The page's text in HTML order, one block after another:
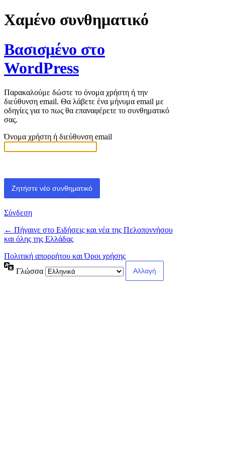
Χαμένο συνθηματικό
Βασισμένο στο
WordPress
Παρακαλούμε δώστε το όνομα χρήστη ή την
διεύθυνση email. Θα λάβετε ένα μήνυμα email με
οδηγίες για το πως θα επαναφέρετε το συνθηματικό
σας.
Όνομα χρήστη ή διεύθυνση email
Σύνδεση
← Πήγαινε στο Ειδήσεις και νέα της Πελοποννήσου
και όλης της Ελλάδας
Πολιτική απορρήτου και Όροι χρήσης
Γλώσσα